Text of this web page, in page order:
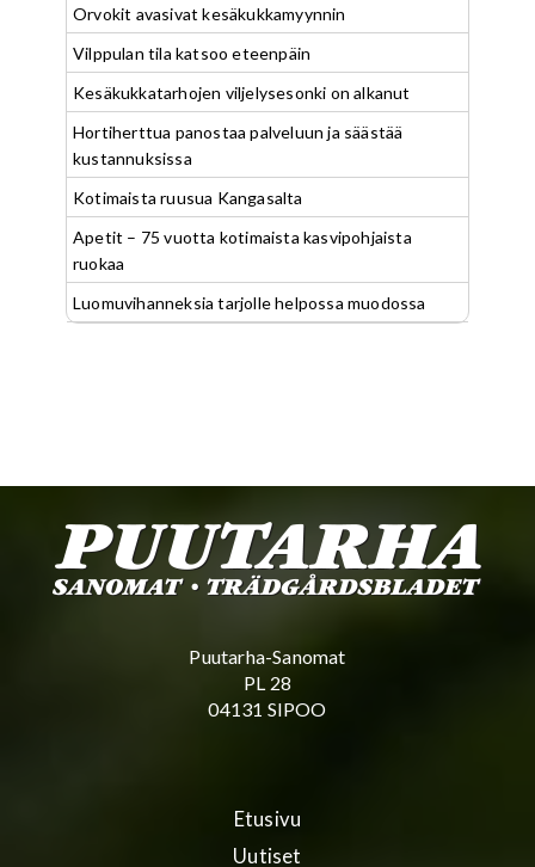
Orvokit avasivat kesäkukkamyynnin
Vilppulan tila katsoo eteenpäin
Kesäkukkatarhojen viljelysesonki on alkanut
Hortiherttua panostaa palveluun ja säästää
kustannuksissa
Kotimaista ruusua Kangasalta
Apetit – 75 vuotta kotimaista kasvipohjaista
ruokaa
Luomuvihanneksia tarjolle helpossa muodossa
Puutarha-Sanomat
PL 28
04131 SIPOO
Etusivu
Uutiset